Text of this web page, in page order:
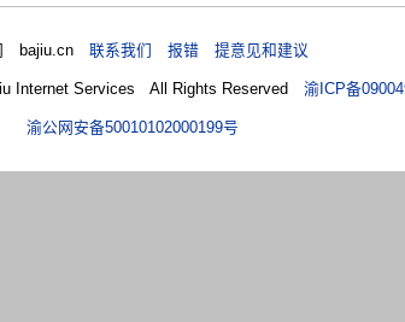
bajiu.cn联系我们 报错 提意见和建议
Internet Services All Rights Reserved 渝ICP备
渝公网安备50010102000199号